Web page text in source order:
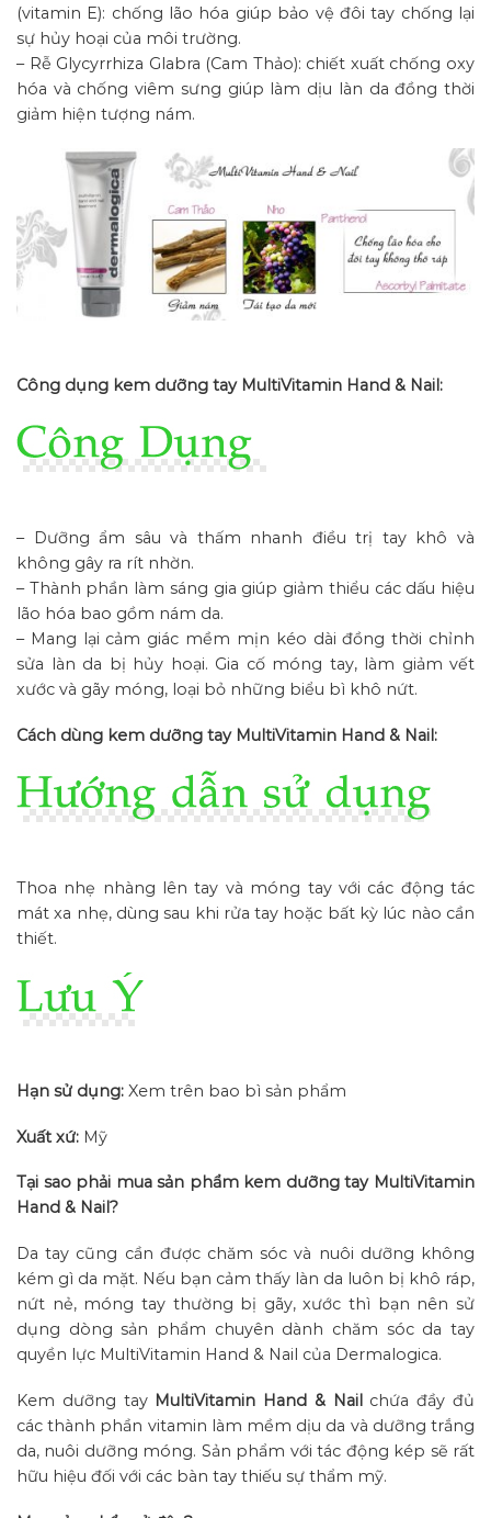
(vitamin E): chống lão hóa giúp bảo vệ đôi tay chống lại
sự hủy hoại của môi trường.
– Rễ Glycyrrhiza Glabra (Cam Thảo): chiết xuất chống oxy
hóa và chống viêm sưng giúp làm dịu làn da đồng thời
giảm hiện tượng nám.
Công dụng kem dưỡng tay MultiVitamin Hand & Nail:
– Dưỡng ẩm sâu và thấm nhanh điều trị tay khô và
không gây ra rít nhờn.
– Thành phần làm sáng gia giúp giảm thiểu các dấu hiệu
lão hóa bao gồm nám da.
– Mang lại cảm giác mềm mịn kéo dài đồng thời chỉnh
sửa làn da bị hủy hoại. Gia cố móng tay, làm giảm vết
xước và gãy móng, loại bỏ những biểu bì khô nứt.
Cách dùng kem dưỡng tay MultiVitamin Hand & Nail:
Thoa nhẹ nhàng lên tay và móng tay với các động tác
mát xa nhẹ, dùng sau khi rửa tay hoặc bất kỳ lúc nào cần
thiết.
Hạn sử dụng: Xem trên bao bì sản phẩm
Xuất xứ: Mỹ
Tại sao phải mua sản phẩm kem dưỡng tay MultiVitamin
Hand & Nail?
Da tay cũng cần được chăm sóc và nuôi dưỡng không
kém gì da mặt. Nếu bạn cảm thấy làn da luôn bị khô ráp,
nứt nẻ, móng tay thường bị gãy, xước thì bạn nên sử
dụng dòng sản phẩm chuyên dành chăm sóc da tay
quyền lực MultiVitamin Hand & Nail của Dermalogica.
Kem dưỡng tay MultiVitamin Hand & Nailchứa đầy đủ
các thành phần vitamin làm mềm dịu da và dưỡng trắng
da, nuôi dưỡng móng. Sản phẩm với tác động kép sẽ rất
hữu hiệu đối với các bàn tay thiếu sự thẩm mỹ.